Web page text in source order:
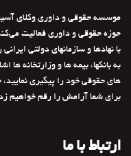
با نهادها و سازمانهای دولتی
به بانکها، بیمه ها و وزارتخانه
برای شما آرامش را رقم خواهیم
ارتباط با ما